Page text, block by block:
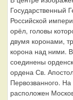
Государственный
Российской
орёл, головы
двумя коронами,
корона над ними.
соединены
ордена Св.
Первозванного.
расположен